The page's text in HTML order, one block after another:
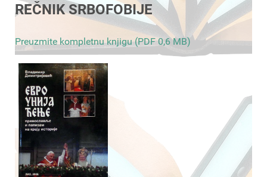
REČNIK SRBOFOBIJE
Preuzmite kompletnu knjigu (PDF 0,6 MB)